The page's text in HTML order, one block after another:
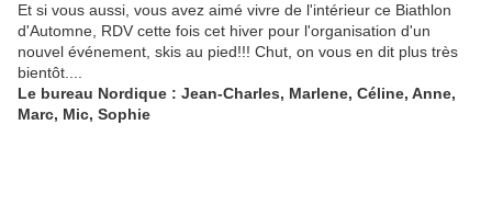
Et si vous aussi, vous avez aimé vivre de l'intérieur ce Biathlon
d'Automne, RDV cette fois cet hiver pour l'organisation d'un
nouvel événement, skis au pied!!! Chut, on vous en dit plus très
bientôt....
Le bureau Nordique : Jean-Charles, Marlene, Céline, Anne,
Marc, Mic, Sophie